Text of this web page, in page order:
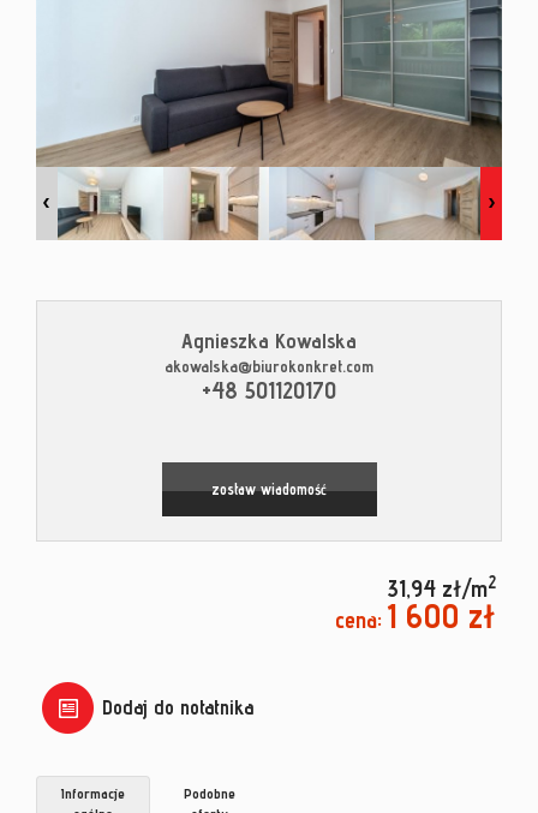
Leaflet © MapTiler©
Agnieszka Kowalska
akowalska@biurokonkret.com
+48 501120170
zostaw wiadomość
31,94 zł/m2
cena: 1 600 zł
Dodaj do notatnika
Informacje
Podobne